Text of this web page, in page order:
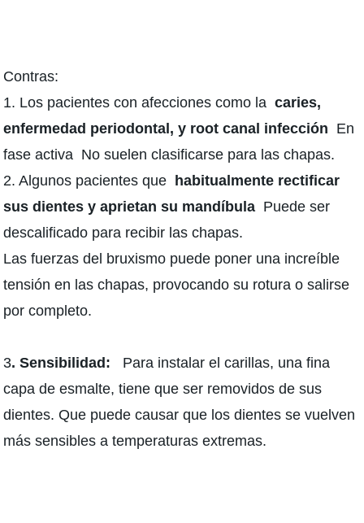
Contras:
1. Los pacientes con afecciones como lacaries,
enfermedad periodontal, y root canal infección En
fase activa No suelen clasificarse para las chapas.
2. Algunos pacientes que
habitualmente rectificar
sus dientes y aprietan su mandíbula Puede ser
descalificado para recibir las chapas.
Las fuerzas del bruxismo puede poner una increíble
tensión en las chapas, provocando su rotura o salirse
por completo.
3. Sensibilidad:
Para instalar el carillas, una fina
capa de esmalte, tiene que ser removidos de sus
dientes. Que puede causar que los dientes se vuelven
más sensibles a temperaturas extremas.